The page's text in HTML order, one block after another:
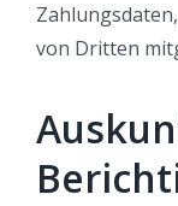
von Dritten